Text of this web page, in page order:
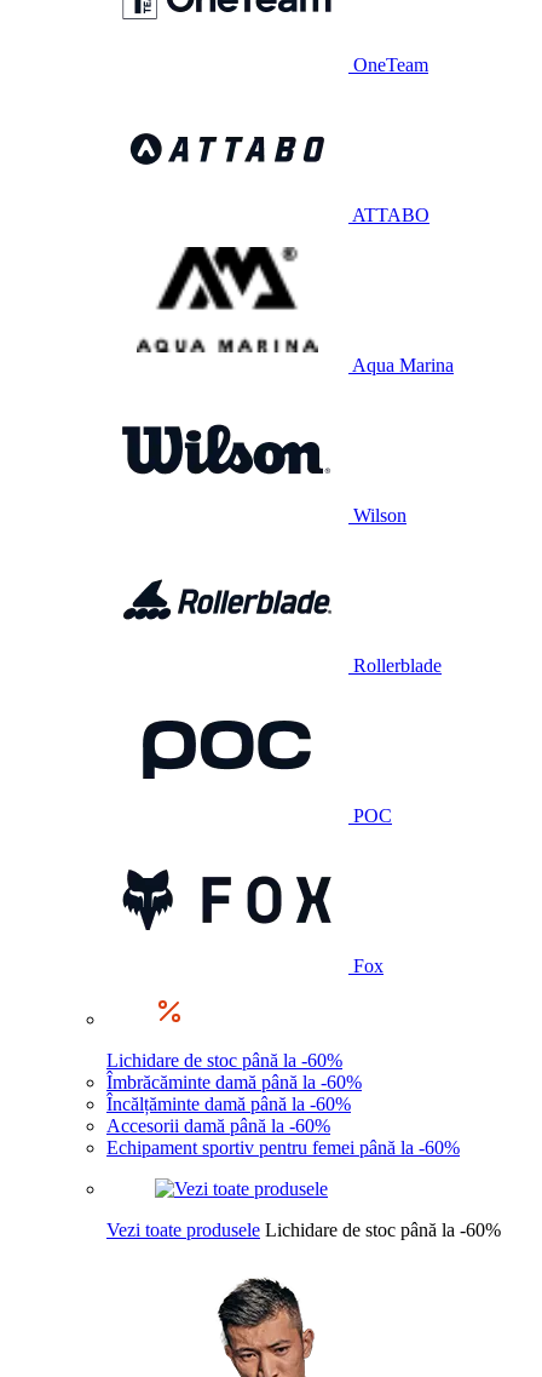
OneTeam
ATTABO
Aqua Marina
Wilson
Rollerblade
POC
Fox
Lichidare de stoc până la -60%
Îmbrăcăminte damă până la -60%
Încălțăminte damă până la -60%
Accesorii damă până la -60%
Echipament sportiv pentru femei până la -60%
Vezi toate produsele Lichidare de stoc până la -60%